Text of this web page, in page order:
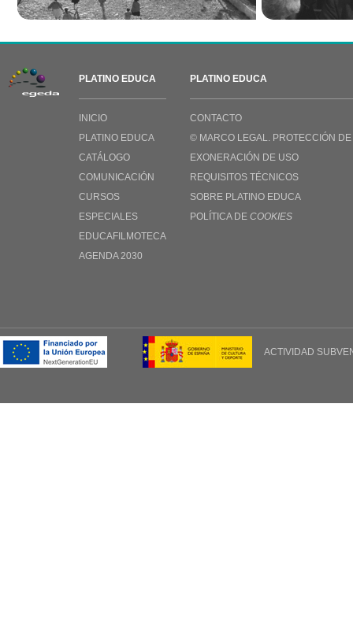
PLATINO EDUCA
INICIO
PLATINO EDUCA
CATÁLOGO
COMUNICACIÓN
CURSOS
ESPECIALES
EDUCAFILMOTECA
AGENDA 2030
PLATINO EDUCA
CONTACTO
© MARCO LEGAL. PROTECCIÓN DE
EXONERACIÓN DE USO
REQUISITOS TÉCNICOS
SOBRE PLATINO EDUCA
POLÍTICA DE COOKIES
ACTIVIDAD